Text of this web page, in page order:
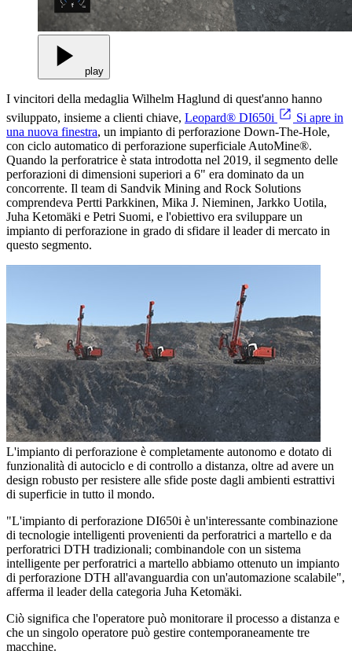
play
I vincitori della medaglia Wilhelm Haglund di quest'anno hanno
sviluppato, insieme a clienti chiave, Leopard® DI650i
Si apre in
una nuova finestra, un impianto di perforazione Down-The-Hole,
con ciclo automatico di perforazione superficiale AutoMine®.
Quando la perforatrice è stata introdotta nel 2019, il segmento delle
perforazioni di dimensioni superiori a 6" era dominato da un
concorrente. Il team di Sandvik Mining and Rock Solutions
comprendeva Pertti Parkkinen, Mika J. Nieminen, Jarkko Uotila,
Juha Ketomäki e Petri Suomi, e l'obiettivo era sviluppare un
impianto di perforazione in grado di sfidare il leader di mercato in
questo segmento.
L'impianto di perforazione è completamente autonomo e dotato di
funzionalità di autociclo e di controllo a distanza, oltre ad avere un
design robusto per resistere alle sfide poste dagli ambienti estrattivi
di superficie in tutto il mondo.
"L'impianto di perforazione DI650i è un'interessante combinazione
di tecnologie intelligenti provenienti da perforatrici a martello e da
perforatrici DTH tradizionali; combinandole con un sistema
intelligente per perforatrici a martello abbiamo ottenuto un impianto
di perforazione DTH all'avanguardia con un'automazione scalabile",
afferma il leader della categoria Juha Ketomäki.
Ciò significa che l'operatore può monitorare il processo a distanza e
che un singolo operatore può gestire contemporaneamente tre
macchine.